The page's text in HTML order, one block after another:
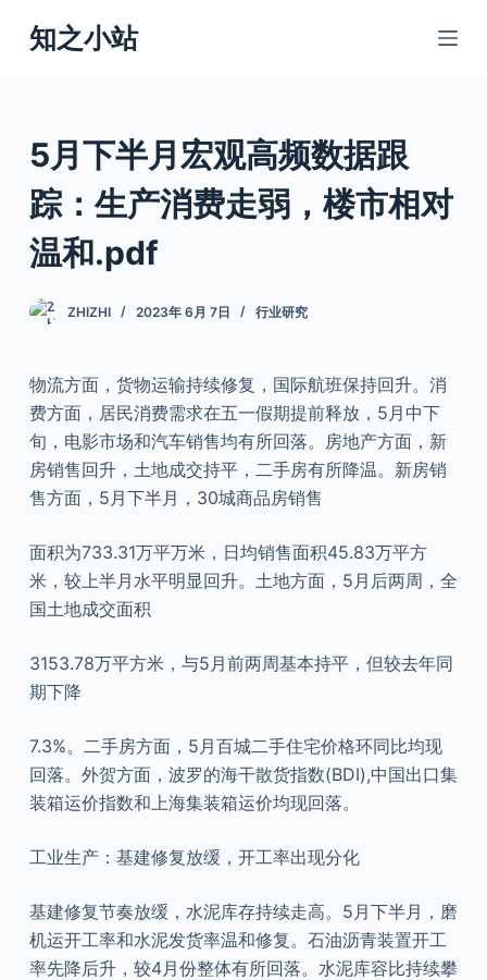
跳
过
知之小站
5月下半月宏观高频数据跟
踪：生产消费走弱，楼市相对
温和.pdf
ZHIZHI 2023年 6月 7日 行业研究
物流方面，货物运输持续修复，国际航班保持回升。消
费方面，居民消费需求在五一假期提前释放，5月中下
旬，电影市场和汽车销售均有所回落。房地产方面，新
房销售回升，土地成交持平，二手房有所降温。新房销
售方面，5月下半月，30城商品房销售
面积为733.31万平万米，日均销售面积45.83万平方
米，较上半月水平明显回升。土地方面，5月后两周，全
国土地成交面积
3153.78万平方米，与5月前两周基本持平，但较去年同
期下降
7.3%。二手房方面，5月百城二手住宅价格环同比均现
回落。外贺方面，波罗的海干散货指数(BDI),中国出口集
装箱运价指数和上海集装箱运价均现回落。
工业生产：基建修复放缓，开工率出现分化
基建修复节奏放缓，水泥库存持续走高。5月下半月，磨
机运开工率和水泥发货率温和修复。石油沥青装置开工
率先降后升，较4月份整体有所回落。水泥库容比持续攀